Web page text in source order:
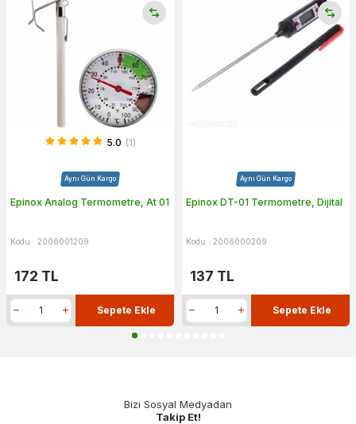
5.0 (1)
Aynı Gün Kargo
Epinox Analog Termometre, At 01
Kodu : 2006001209
172 TL
Sepete Ekle
Aynı Gün Kargo
Epinox DT-01 Termometre, Dijital
Kodu : 2006000209
137 TL
Sepete Ekle
Bizi Sosyal Medyadan
Takip Et!